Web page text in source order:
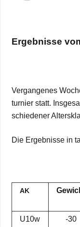
Ergeb­nisse
Ver­gan­ge­nes
tur­nier statt.
schie­de­ner
Die Ergeb­nisse in
AK
U10w -30